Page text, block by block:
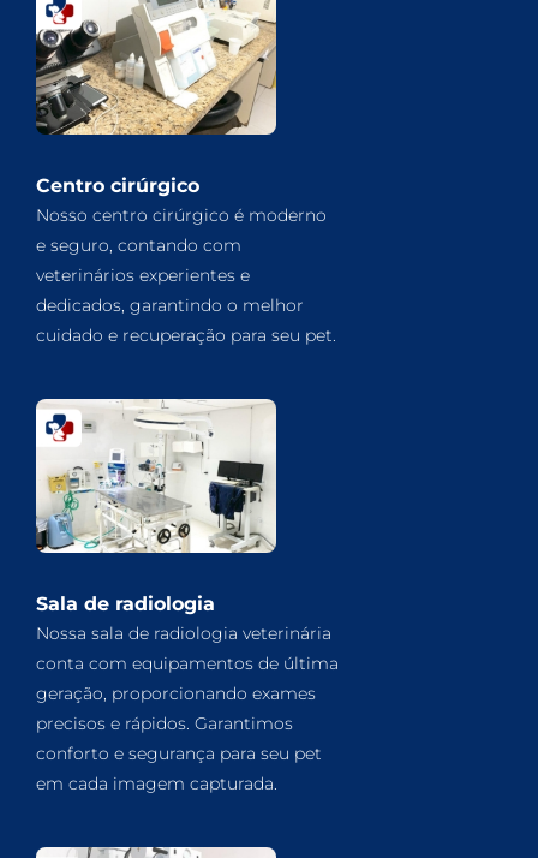
Centro cirúrgico
Nosso centro cirúrgico é moderno
e seguro, contando com
veterinários experientes e
dedicados, garantindo o melhor
cuidado e recuperação para seu pet.
Sala de radiologia
Nossa sala de radiologia veterinária
conta com equipamentos de última
geração, proporcionando exames
precisos e rápidos. Garantimos
conforto e segurança para seu pet
em cada imagem capturada.